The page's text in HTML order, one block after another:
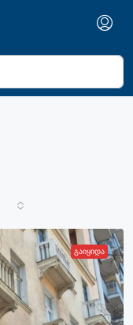
ᲒᲐᲘᲧᲘᲓᲐ